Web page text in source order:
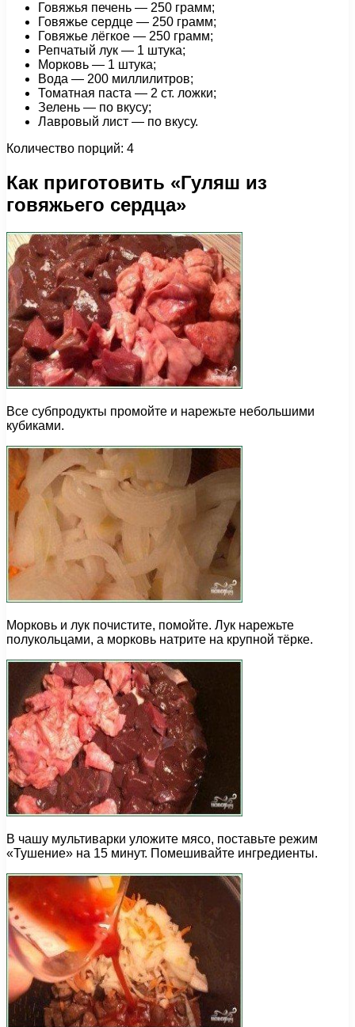
Говяжья печень — 250 грамм;
Говяжье сердце — 250 грамм;
Говяжье лёгкое — 250 грамм;
Репчатый лук — 1 штука;
Морковь — 1 штука;
Вода — 200 миллилитров;
Томатная паста — 2 ст. ложки;
Зелень — по вкусу;
Лавровый лист — по вкусу.
Количество порций: 4
Как приготовить «Гуляш из
говяжьего сердца»
Все субпродукты промойте и нарежьте небольшими
кубиками.
Морковь и лук почистите, помойте. Лук нарежьте
полукольцами, а морковь натрите на крупной тёрке.
В чашу мультиварки уложите мясо, поставьте режим
«Тушение» на 15 минут. Помешивайте ингредиенты.